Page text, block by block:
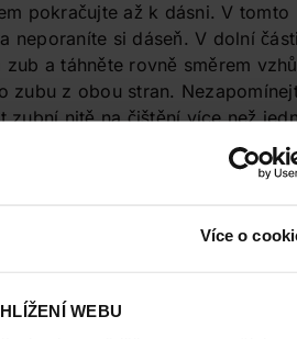
Více o
WEBU
pokračujte až k dásni. V tomto
neporaníte si dáseň. V dolní
a táhněte rovně směrem
zubu z obou stran.
zubní nitě na čištění více než
oko. Nit pak stačí uchopit mezi
zvolíte jakoukoli metodu, měly
kterým by mohlo dojít k poranění
jen na nich za den ulpí